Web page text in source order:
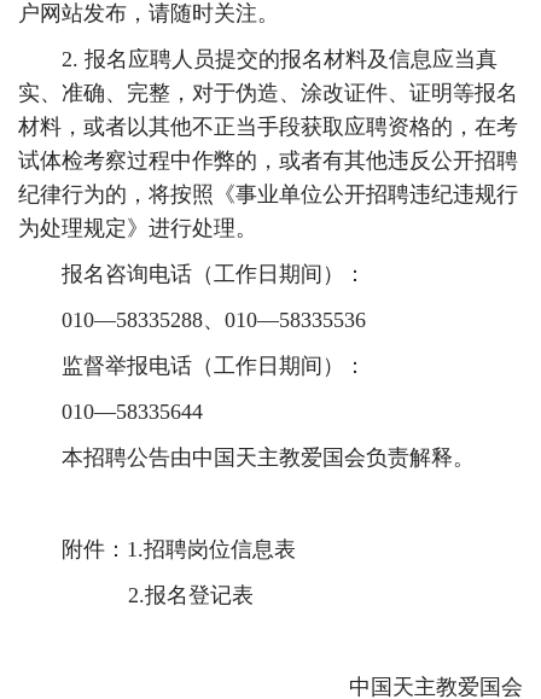
户网站发布，请随时关注。
2. 报名应聘人员提交的报名材料及信息应当真
实、准确、完整，对于伪造、涂改证件、证明等报名
材料，或者以其他不正当手段获取应聘资格的，在考
试体检考察过程中作弊的，或者有其他违反公开招聘
纪律行为的，将按照《事业单位公开招聘违纪违规行
为处理规定》进行处理。
报名咨询电话（工作日期间）：
010—58335288、010—58335536
监督举报电话（工作日期间）：
010—58335644
本招聘公告由中国天主教爱国会负责解释。
附件：1.招聘岗位信息表
2.报名登记表
中国天主教爱国会